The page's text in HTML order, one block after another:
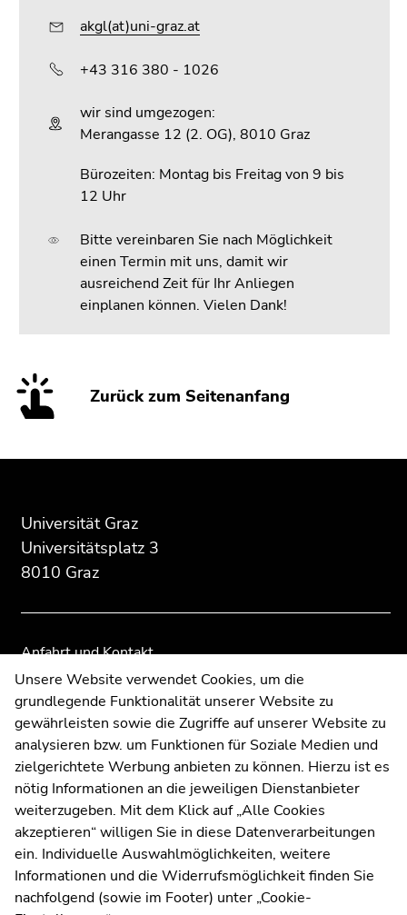
akgl(at)uni-graz.at
+43 316 380 - 1026
wir sind umgezogen:
Merangasse 12 (2. OG), 8010 Graz
Bürozeiten: Montag bis Freitag von 9 bis
12 Uhr
Bitte vereinbaren Sie nach Möglichkeit
einen Termin mit uns, damit wir
ausreichend Zeit für Ihr Anliegen
einplanen können. Vielen Dank!
Zurück zum Seitenanfang
Seitenbereichs:
Zusatzinformationen:
Universität Graz
Universitätsplatz 3
8010 Graz
Anfahrt und Kontakt
Kommunikation und Öffentlichkeitsarbeit
Moodle
UNIGRAZonline
Impressum
Datenschutzerklärung
Cookie-Einstellungen
Barrierefreiheitserklärung
WetterstationUni Graz
Seitenbereichs.
Übersicht
Seitenbereichs.
Übersicht
Unsere Website verwendet Cookies, um die
grundlegende Funktionalität unserer Website zu
gewährleisten sowie die Zugriffe auf unserer Website zu
analysieren bzw. um Funktionen für Soziale Medien und
zielgerichtete Werbung anbieten zu können. Hierzu ist es
nötig Informationen an die jeweiligen Dienstanbieter
weiterzugeben. Mit dem Klick auf „Alle Cookies
akzeptieren“ willigen Sie in diese Datenverarbeitungen
ein. Individuelle Auswahlmöglichkeiten, weitere
Informationen und die Widerrufsmöglichkeit finden Sie
nachfolgend (sowie im Footer) unter „Cookie-